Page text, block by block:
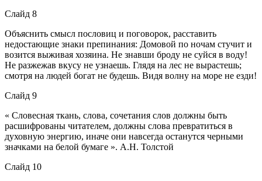
Слайд 8
Объяснить смысл пословиц и поговорок, расставить
недостающие знаки препинания: Домовой по ночам стучит и
возится выживая хозяина. Не знавши броду не суйся в воду!
Не разжежав вкусу не узнаешь. Глядя на лес не вырастешь;
смотря на людей богат не будешь. Видя волну на море не езди!
Слайд 9
« Словесная ткань, слова, сочетания слов должны быть
расшифрованы читателем, должны слова превратиться в
духовную энергию, иначе они навсегда останутся черными
значками на белой бумаге ». А.Н. Толстой
Слайд 10